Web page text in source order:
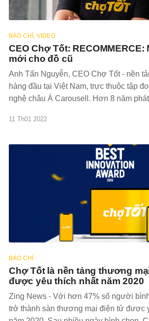
BÁO CHÍ, VIDEO
CEO Chợ Tốt: RECOMMERCE:
mới cho đồ cũ
Anh Tấn Nguyễn, CEO Chợ Tốt - nền
hàng đầu tại Việt Nam, trực thuộc tập
nghệ châu Á Carousell. Hơn 8 năm
sử dụng thuận tiện,
11 Th01 2022
BÁO CHÍ
Chợ Tốt là nền tảng thương
được yêu thích nhất năm 2020
Zing News - Với hơn 47% số người
trở thành sàn thương mại điện tử được